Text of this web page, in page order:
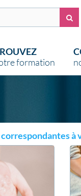
active)
formation
à